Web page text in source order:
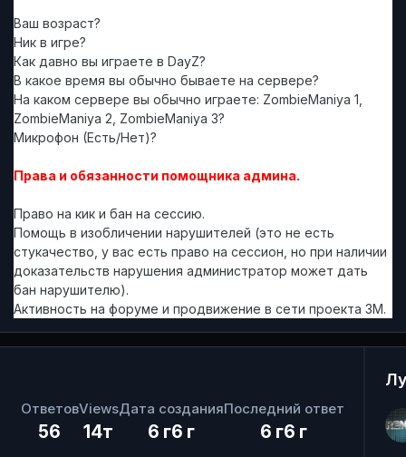
Ваш возраст?
Ник в игре?
Как давно вы играете в DayZ?
В какое время вы обычно бываете на сервере?
На каком сервере вы обычно играете: ZombieManiya 1,
ZombieManiya 2, ZombieManiya 3?
Микрофон (Есть/Нет)?
Права и обязанности помощника админа.
Право на кик и бан на сессию.
Помощь в изобличении нарушителей (это не есть
стукачество, у вас есть право на сессион, но при наличии
доказательств нарушения администратор может дать
бан нарушителю).
Активность на форуме и продвижение в сети проекта ЗМ.
Ответов
56
Views
14т
Дата создания
6 г6 г
Последний ответ
6 г6 г